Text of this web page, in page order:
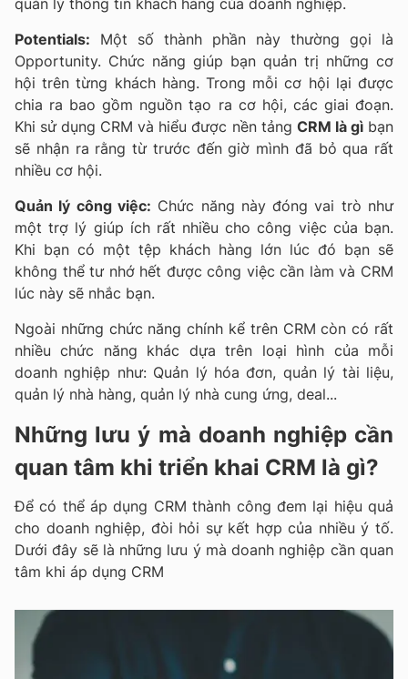
Potentials: Một số thành phần này thường gọi là
Opportunity. Chức năng giúp bạn quản trị những cơ
hội trên từng khách hàng. Trong mỗi cơ hội lại được
chia ra bao gồm nguồn tạo ra cơ hội, các giai đoạn.
Khi sử dụng CRM và hiểu được nền tảng CRM là gìbạn
sẽ nhận ra rằng từ trước đến giờ mình đã bỏ qua rất
nhiều cơ hội.
Quản lý công việc: Chức năng này đóng vai trò như
một trợ lý giúp ích rất nhiều cho công việc của bạn.
Khi bạn có một tệp khách hàng lớn lúc đó bạn sẽ
không thể tư nhớ hết được công việc cần làm và CRM
lúc này sẽ nhắc bạn.
Ngoài những chức năng chính kể trên CRM còn có rất
nhiều chức năng khác dựa trên loại hình của mỗi
doanh nghiệp như: Quản lý hóa đơn, quản lý tài liệu,
quản lý nhà hàng, quản lý nhà cung ứng, deal...
Những lưu ý mà doanh nghiệp cần
quan tâm khi triển khai CRM là gì?
Để có thể áp dụng CRM thành công đem lại hiệu quả
cho doanh nghiệp, đòi hỏi sự kết hợp của nhiều ý tố.
Dưới đây sẽ là những lưu ý mà doanh nghiệp cần quan
tâm khi áp dụng CRM